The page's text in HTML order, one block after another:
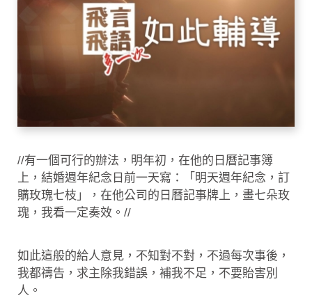
//有一個可行的辦法，明年初，在他的日曆記事簿
上，結婚週年紀念日前一天寫：「明天週年紀念，訂
購玫瑰七枝」，在他公司的日曆記事牌上，畫七朵玫
瑰，我看一定奏效。//
如此這般的給人意見，不知對不對，不過每次事後，
我都禱告，求主除我錯誤，補我不足，不要貽害別
人。